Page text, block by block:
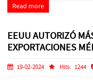
Read more
EEUU AUTORIZÓ
EXPORTACIONES
19-02-2024 Hits: 1244